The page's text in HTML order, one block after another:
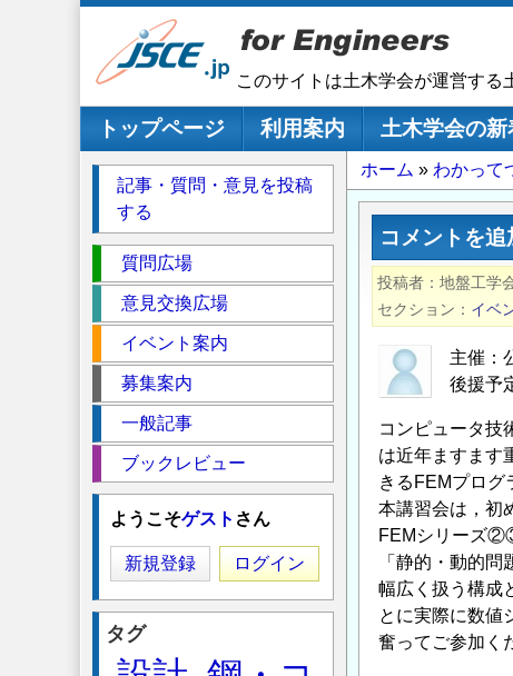
このサイトは土木学会が運営する
メインナビゲーション
トップページ 利用案内 土木学会の新
パ
ン
ず
ホーム わかって
コメントを追
投稿者 地盤工学
セクション
イベ
主催：
後援予
コンピュータ技
は近年ますます
きるFEMプログ
本講習会は，初
FEMシリーズ
「静的・動的
幅広く扱う構成
とに実際に数値
奮ってご参加く
記事・質問・意見を投稿
する
ク
シ
質問広場
意見交換広場
イベント案内
募集案内
一般記事
ブックレビュー
ようこそゲスト さん
新規登録 ログイン
タグ